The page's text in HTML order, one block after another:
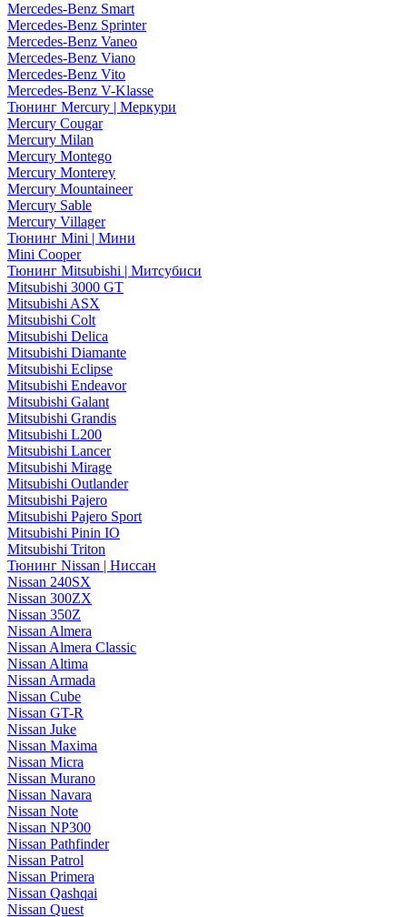
Mercedes-Benz Smart
Mercedes-Benz Sprinter
Mercedes-Benz Vaneo
Mercedes-Benz Viano
Mercedes-Benz Vito
Mercedes-Benz V-Klasse
Тюнинг Mercury | Меркури
Mercury Cougar
Mercury Milan
Mercury Montego
Mercury Monterey
Mercury Mountaineer
Mercury Sable
Mercury Villager
Тюнинг Mini | Мини
Mini Cooper
Тюнинг Mitsubishi | Митсубиси
Mitsubishi 3000 GT
Mitsubishi ASX
Mitsubishi Colt
Mitsubishi Delica
Mitsubishi Diamante
Mitsubishi Eclipse
Mitsubishi Endeavor
Mitsubishi Galant
Mitsubishi Grandis
Mitsubishi L200
Mitsubishi Lancer
Mitsubishi Mirage
Mitsubishi Outlander
Mitsubishi Pajero
Mitsubishi Pajero Sport
Mitsubishi Pinin IO
Mitsubishi Triton
Тюнинг Nissan | Ниссан
Nissan 240SX
Nissan 300ZX
Nissan 350Z
Nissan Almera
Nissan Almera Classic
Nissan Altima
Nissan Armada
Nissan Cube
Nissan GT-R
Nissan Juke
Nissan Maxima
Nissan Micra
Nissan Murano
Nissan Navara
Nissan Note
Nissan NP300
Nissan Pathfinder
Nissan Patrol
Nissan Primera
Nissan Qashqai
Nissan Quest